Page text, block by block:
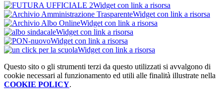
Widget con link a risorsa
Widget con link a risorsa
Widget con link a risorsa
Widget con link a risorsa
Widget con link a risorsa
Widget con link a risorsa
Questo sito o gli strumenti terzi da questo utilizzati si avvalgono di
cookie necessari al funzionamento ed utili alle finalità illustrate nella
COOKIE POLICY.